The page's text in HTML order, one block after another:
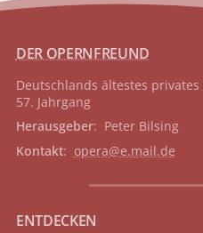
DER OPERNFREUND
Deutschlands ältestes privates
57. Jahrgang
Herausgeber: Peter Bilsing
Kontakt: opera@e.mail.de
ENTDECKEN